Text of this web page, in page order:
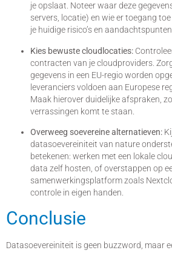
je opslaat. Noteer waar deze
servers, locatie) en wie er toegang
je huidige risico’s en
Kies bewuste cloudlocaties:
contracten van je cloudproviders.
gegevens in een EU-regio worden
leveranciers voldoen aan Europese
Maak hierover duidelijke afspraken,
verrassingen komt te staan.
Overweeg soevereine alternatieven:
datasoevereiniteit van nature
betekenen: werken met een lokale
data zelf hosten, of overstappen op
samenwerkingsplatform zoals
controle in eigen handen.
Conclusie
Datasoevereiniteit is geen buzzword, maar